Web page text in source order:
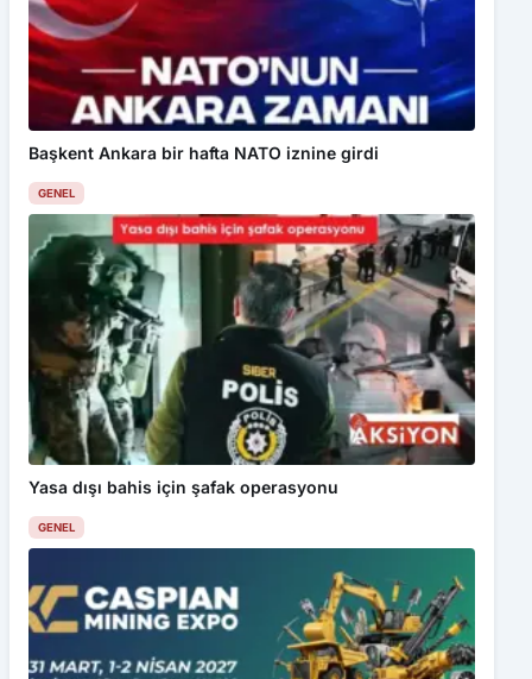
Başkent Ankara bir hafta NATO iznine girdi
GENEL
Yasa dışı bahis için şafak operasyonu
GENEL